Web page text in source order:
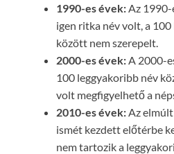
1990-es évek:Az 1990-
igen ritka név volt, a
között nem szerepelt.
2000-es évek:A 2000-
100 leggyakoribb név
volt megfigyelhető a
2010-es évek:Az
ismét kezdett előtérbe
nem tartozik a